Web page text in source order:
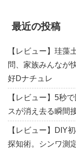
最近の投稿
【レビュー】珪藻
問、家族みんなが
好Dナチュレ
【レビュー】5秒
スが消え去る瞬間
【レビュー】DIY
探知術。シンワ測